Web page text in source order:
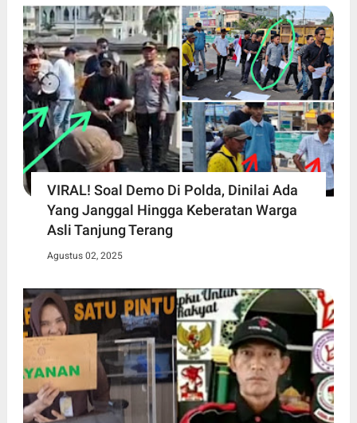
VIRAL! Soal Demo Di Polda, Dinilai Ada
Yang Janggal Hingga Keberatan Warga
Asli Tanjung Terang
Agustus 02, 2025